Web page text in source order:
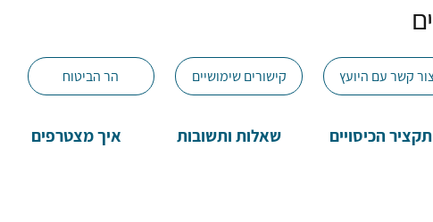
קשר עם היועץ קישורים שימושיים הר הביטוח
תקציר הכיסויים שאלות ותשובות איך מצטרפים